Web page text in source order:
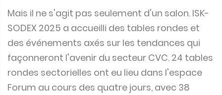
Mais il ne s'agit pas seulement d'un salon. ISK-
SODEX 2025 a accueilli des tables rondes et
des événements axés sur les tendances qui
façonneront l'avenir du secteur CVC. 24 tables
rondes sectorielles ont eu lieu dans l'espace
Forum au cours des quatre jours, avec 38